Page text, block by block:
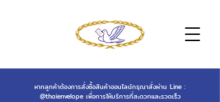
หากลูกค้าต้องการสั่งซื้อสินค้าออนไลน์กรุณาสั่งผ่าน Line :
@thaienvelopeเพื่อการให้บริการที่สะดวกและรวดเร็ว